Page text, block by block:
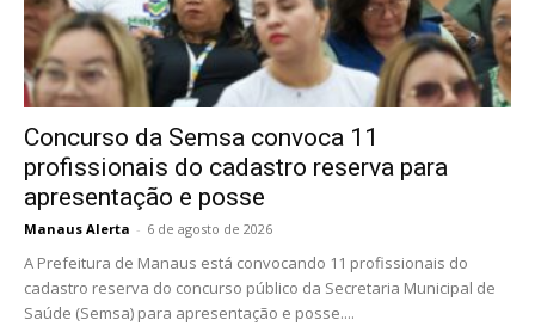
Concurso da Semsa convoca 11
profissionais do cadastro reserva para
apresentação e posse
Manaus Alerta - 6 de agosto de 2026
A Prefeitura de Manaus está convocando 11 profissionais do
cadastro reserva do concurso público da Secretaria Municipal de
Saúde (Semsa) para apresentação e posse....